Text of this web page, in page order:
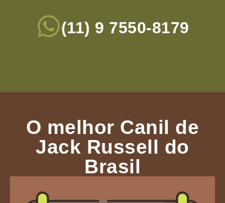
(11) 9 7550-8179
O melhor Canil de
Jack Russell do
Brasil